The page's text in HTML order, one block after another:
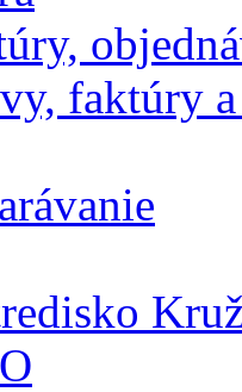
faktúry